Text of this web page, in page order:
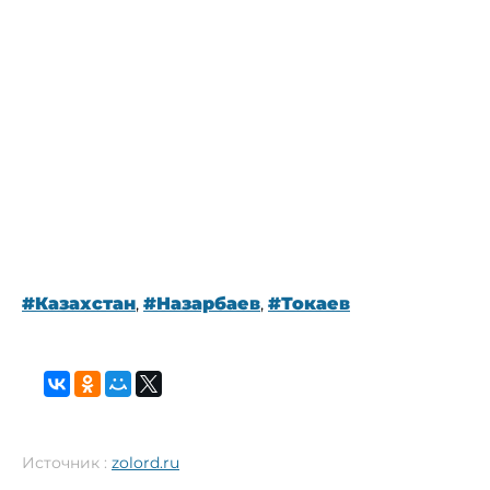
#Казахстан, #Назарбаев, #Токаев
Источник : zolord.ru